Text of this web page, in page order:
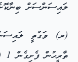
ލައިސަންސަށް
(ރ) ވަގުތީ
ތާރީހުން ފެށިގެން 1 (އެކެއް) އަހަރުދުވަހެވެ.